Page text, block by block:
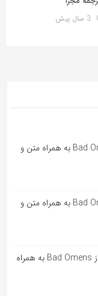
3 سال پیش
آهنگ انگلیسی Specter از Bad Omens به همراه متن و
آهنگ انگلیسی Impose از Bad Omens به همراه متن و
آهنگ انگلیسی Dying To Love از Bad Omens به همراه